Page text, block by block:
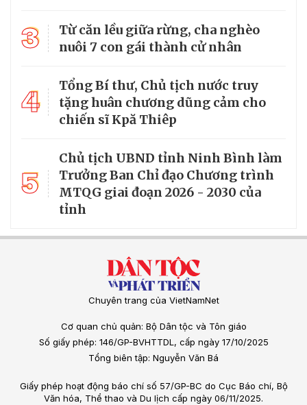
3
Từ căn lều giữa rừng, cha nghèo
nuôi 7 con gái thành cử nhân
4
Tổng Bí thư, Chủ tịch nước truy
tặng huân chương dũng cảm cho
chiến sĩ Kpă Thiêp
5
Chủ tịch UBND tỉnh Ninh Bình làm
Trưởng Ban Chỉ đạo Chương trình
MTQG giai đoạn 2026 - 2030 của
tỉnh
Chuyên trang của VietNamNet
Cơ quan chủ quản: Bộ Dân tộc và Tôn giáo
Số giấy phép: 146/GP-BVHTTDL, cấp ngày 17/10/2025
Tổng biên tập: Nguyễn Văn Bá
Giấy phép hoạt động báo chí số 57/GP-BC do Cục Báo chí, Bộ
Văn hóa, Thể thao và Du lịch cấp ngày 06/11/2025.